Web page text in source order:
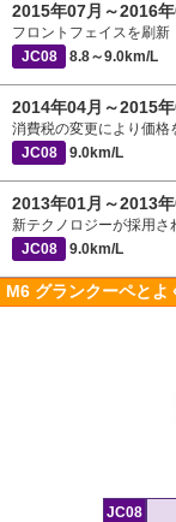
2015年07月～2016
フロントフェイスを刷新
JC08
8.8～9.0km/L
2014年04月～2015
消費税の変更により価格
JC08
9.0km/L
2013年01月～2013
新テクノロジーが採用さ
JC08
9.0km/L
M6 グランクーペとよ
JC08